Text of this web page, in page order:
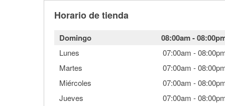
Horario de tienda
Domingo 08:00am-
Lunes 07:00am -
Martes
07:00am -
Miércoles
07:00am -
Jueves
07:00am -